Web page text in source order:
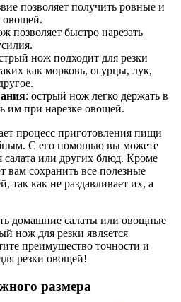
позволяет получить ровные и
овощей.
позволяет быстро нарезать
нож подходит для резки
как морковь, огурцы, лук,
: острый нож легко держать в
им при нарезке овощей.
процесс приготовления пищи
С его помощью вы можете
салата или других блюд. Кроме
вам сохранить все полезные
так как не раздавливает их, а
домашние салаты или овощные
нож для резки является
преимущество точности и
резки овощей!
размера